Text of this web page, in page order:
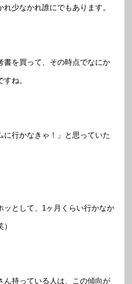
れ少なかれ誰にでもあります。
書を買って、その時点でなにか
ね。
に行かなきゃ！」と思っていた
ッとして、1ヶ月くらい行かなか
ん持っている人は、この傾向が